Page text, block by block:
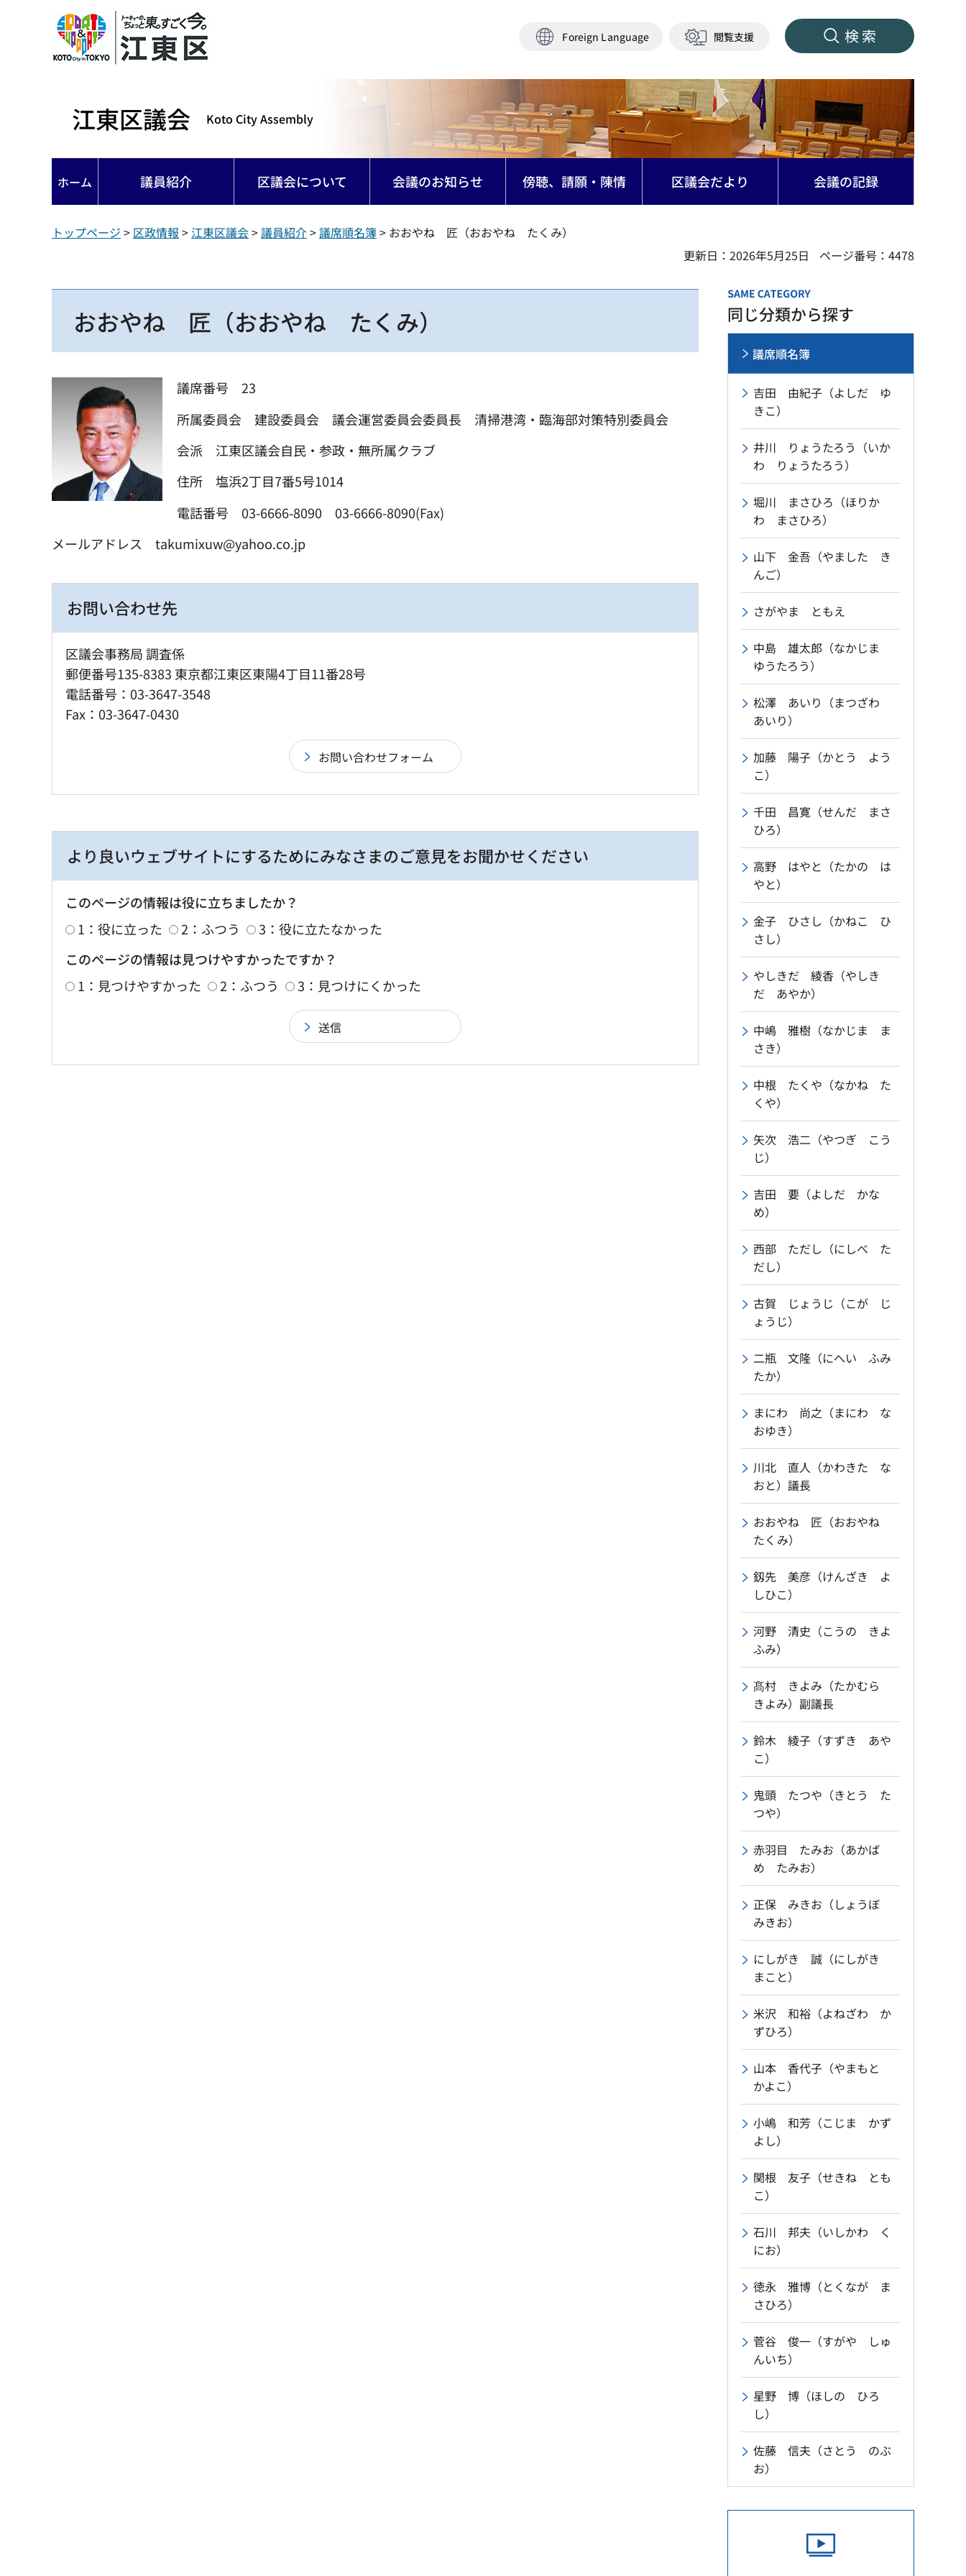
Foreign Language 閲覧支援 検索
江東区議会 Koto City Assembly
ホーム 議員紹介 区議会について 会議のお知らせ 傍聴、請願・陳情 区議会だより 会議の記録
トップページ > 区政情報 > 江東区議会>議員紹介>議席順名簿> おおやね 匠（おおやね たくみ）
更新日：2026年5月25日
ページ番号：4478
おおやね 匠（おおやね たくみ）
議席番号 23
所属委員会 建設委員会 議会運営委員会委員長 清掃港湾・臨海部対策特別委員会
会派 江東区議会自民・参政・無所属クラブ
住所 塩浜2丁目7番5号1014
電話番号 03-6666-8090 03-6666-8090(Fax)
メールアドレス takumixuw@yahoo.co.jp
お問い合わせ先
区議会事務局 調査係
郵便番号135-8383 東京都江東区東陽4丁目11番28号
電話番号：03-3647-3548
Fax：03-3647-0430
より良いウェブサイトにするためにみなさまのご意見をお聞かせください
このページの情報は役に立ちましたか？
1：役に立った
2：ふつう
3：役に立たなかった
このページの情報は見つけやすかったですか？
1：見つけやすかった
2：ふつう 3：見つけにくかった
同じ分類から探す
議席順名簿
吉田 由紀子（よしだ ゆ
きこ）
井川 りょうたろう（いか
わ りょうたろう）
堀川 まさひろ（ほりか
わ まさひろ）
山下 金吾（やました き
んご）
さがやま ともえ
中島 雄太郎（なかじま
ゆうたろう）
松澤 あいり（まつざわ
あいり）
加藤 陽子（かとう よう
こ）
千田 昌寛（せんだ まさ
ひろ）
高野 はやと（たかの は
やと）
金子 ひさし（かねこ ひ
さし）
やしきだ 綾香（やしき
だ あやか）
中嶋 雅樹（なかじま ま
さき）
中根 たくや（なかね た
くや）
矢次 浩二（やつぎ こう
じ）
吉田 要（よしだ かな
め）
西部 ただし（にしべ た
だし）
古賀 じょうじ（こが じ
ょうじ）
二瓶 文隆（にへい ふみ
たか）
まにわ 尚之（まにわ な
おゆき）
川北 直人（かわきた な
おと）議長
おおやね 匠（おおやね
たくみ）
釼先 美彦（けんざき よ
しひこ）
河野 清史（こうの きよ
ふみ）
髙村 きよみ（たかむら
きよみ）副議長
鈴木 綾子（すずき あや
こ）
鬼頭 たつや（きとう た
つや）
赤羽目 たみお（あかば
め たみお）
正保 みきお（しょうぼ
みきお）
にしがき 誠（にしがき
まこと）
米沢 和裕（よねざわ か
ずひろ）
山本 香代子（やまもと
かよこ）
小嶋 和芳（こじま かず
よし）
関根 友子（せきね とも
こ）
石川 邦夫（いしかわ く
にお）
徳永 雅博（とくなが ま
さひろ）
菅谷 俊一（すがや しゅ
んいち）
星野 博（ほしの ひろ
し）
佐藤 信夫（さとう のぶ
お）